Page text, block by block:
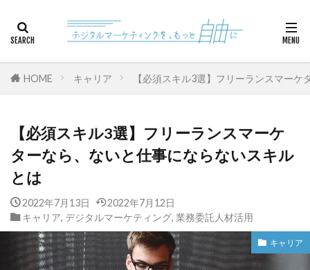
HOME キャリア 【必須スキル3選】フリーランスマー
【必須スキル3選】フリーランスマーケ
ターなら、ないと仕事にならないスキル
とは
2022年7月13日
2022年7月12日
キャリア, デジタルマーケティング, 業務委託人材活用
キャリア